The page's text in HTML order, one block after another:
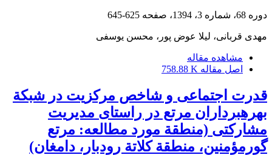
دوره 68، شماره 3، 1394، صفحه 625-645
مهدی قربانی، لیلا عوض پور، محسن یوسفی
مشاهده مقاله
اصل مقاله 758.88 K
قدرت اجتماعی و شاخص مرکزیت در شبکة
بهره‏برداران مرتع در راستای مدیریت
مشارکتی (منطقة مورد مطالعه: مرتع
گورمؤمنین، منطقة کلاتة رودبار، دامغان)